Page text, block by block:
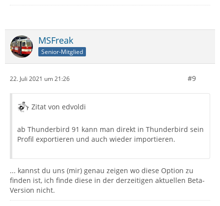
MSFreak
Senior-Mitglied
22. Juli 2021 um 21:26 #9
Zitat von edvoldi
ab Thunderbird 91 kann man direkt in Thunderbird sein
Profil exportieren und auch wieder importieren.
... kannst du uns (mir) genau zeigen wo diese Option zu
finden ist, ich finde diese in der derzeitigen aktuellen Beta-
Version nicht.